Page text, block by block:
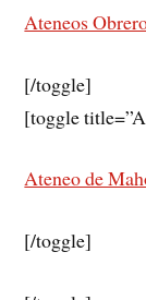
Ateneos
[/toggle]
[toggle
Ateneo de
[/toggle]